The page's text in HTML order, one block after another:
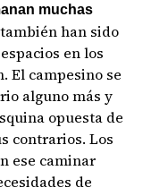
muchas
han sido
en los
El campesino se
alguno más y
opuesta de
contrarios. Los
ese caminar
de